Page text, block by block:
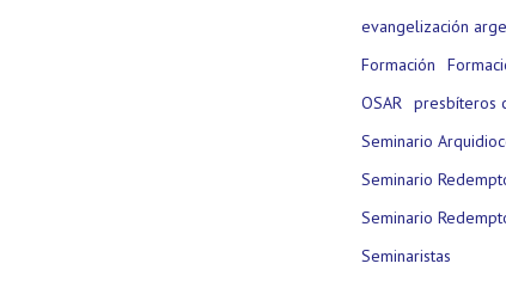
evangelización
Formación
OSAR presbíteros
Seminario
Seminario
Seminario
Seminaristas